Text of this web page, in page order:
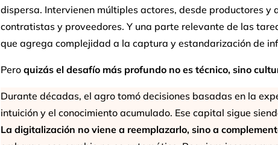
dispersa. Intervienen múltiples actores, desde productores y
contratistas y proveedores. Y una parte relevante de las
que agrega complejidad a la captura y estandarización de
Pero quizás el desafío más profundo no es técnico, sino
Durante décadas, el agro tomó decisiones basadas en la
intuición y el conocimiento acumulado. Ese capital sigue
La digitalización no viene a reemplazarlo, sino a